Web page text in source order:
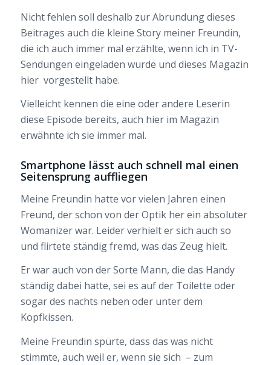
Nicht fehlen soll deshalb zur Abrundung dieses
Beitrages auch die kleine Story meiner Freundin,
die ich auch immer mal erzählte, wenn ich in TV-
Sendungen eingeladen wurde und dieses Magazin
hier vorgestellt habe.
Vielleicht kennen die eine oder andere Leserin
diese Episode bereits, auch hier im Magazin
erwähnte ich sie immer mal.
Smartphone lässt auch schnell mal einen
Seitensprung auffliegen
Meine Freundin hatte vor vielen Jahren einen
Freund, der schon von der Optik her ein absoluter
Womanizer war. Leider verhielt er sich auch so
und flirtete ständig fremd, was das Zeug hielt.
Er war auch von der Sorte Mann, die das Handy
ständig dabei hatte, sei es auf der Toilette oder
sogar des nachts neben oder unter dem
Kopfkissen.
Meine Freundin spürte, dass das was nicht
stimmte, auch weil er, wenn sie sich – zum